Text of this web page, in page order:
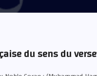
du sens du